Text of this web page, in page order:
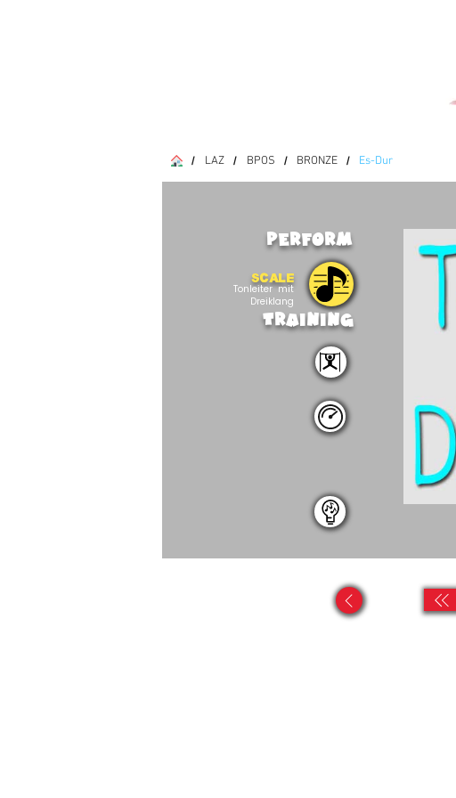
/ LAZ / BPOS / BRONZE / Es-Dur
PERFORM
TRAINING
SCALE
Tonleiter mit
Dreiklang